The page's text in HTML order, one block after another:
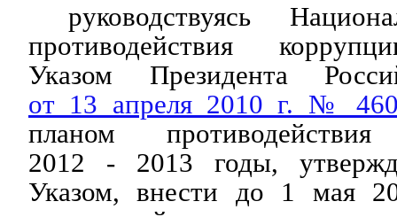
руководствуясь
противодействия
Указом Президента
от 13 апреля 2010 г. №
планом
2012 - 2013 годы,
Указом, внести до 1 мая